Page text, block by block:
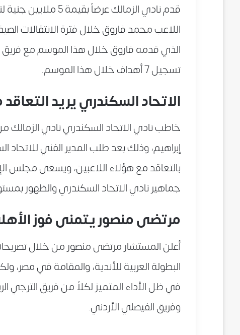
قدم نادي الزمالك
اللاعب محمد فاروق خلال فترة الانتقالات
الذي قدمه فاروق خلال هذا الموسم مع فريق
تسجيل 7 أهداف خلال هذا الموسم.
الاتحاد السكندري يريد
خاطب نادي الاتحاد السكندري نادي
إبراهيم، وذلك بعد طلب المدير الفني
بالتعاقد مع هؤلاء اللاعبين، ويسعى مجلس
جماهير نادي الاتحاد السكندري والظهور
مرتضى منصور يتمنى فوز
أعلن المستشار مرتضى منصور من خلال
البطولة العربية للأندية، والمقامة في مصر،
في ظل الأداء المتميز لكلاً من فريق الترجي
وفريق الفيصلي الأردني.